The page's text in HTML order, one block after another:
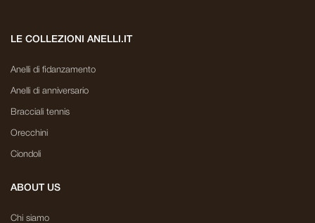
LE COLLEZIONI ANELLI.IT
Anelli di fidanzamento
Anelli di anniversario
Bracciali tennis
Orecchini
Ciondoli
ABOUT US
Chi siamo